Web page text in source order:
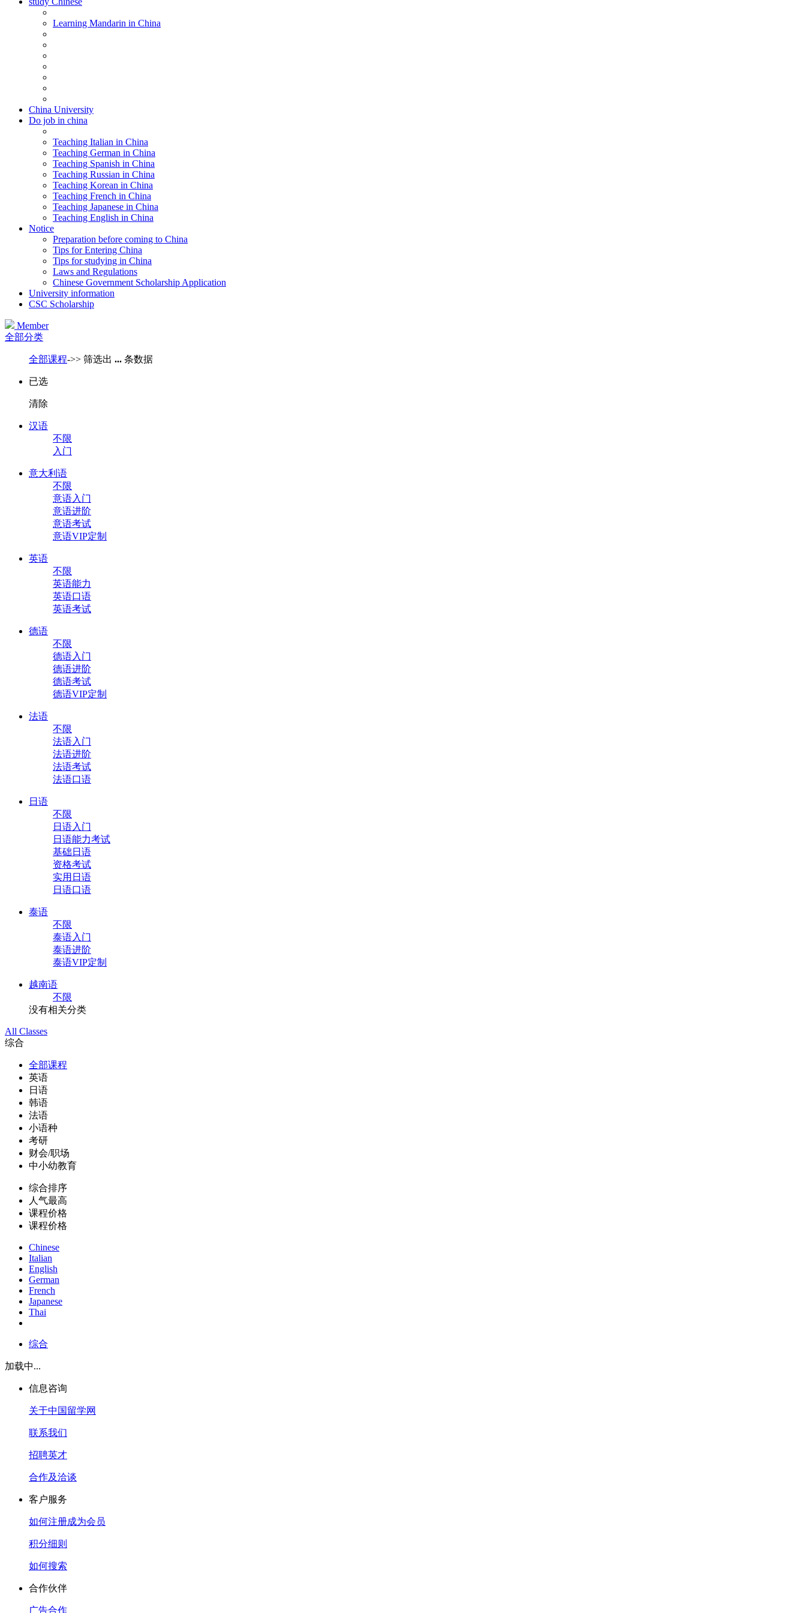
Learning Mandarin in China
China University
Do job in china
Teaching Italian in China
Teaching German in China
Teaching Spanish in China
Teaching Russian in China
Teaching Korean in China
Teaching French in China
Teaching Japanese in China
Teaching English in China
Notice
Preparation before coming to China
Tips for Entering China
Tips for studying in China
Laws and Regulations
Chinese Government Scholarship Application
University information
CSC Scholarship
Member
全部分类
全部课程->> 筛选出 ... 条数据
已选
清除
汉语
不限
入门
意大利语
不限
意语入门
意语进阶
意语考试
意语VIP定制
英语
不限
英语能力
英语口语
英语考试
德语
不限
德语入门
德语进阶
德语考试
德语VIP定制
法语
不限
法语入门
法语进阶
法语考试
法语口语
日语
不限
日语入门
日语能力考试
基础日语
资格考试
实用日语
日语口语
泰语
不限
泰语入门
泰语进阶
泰语VIP定制
越南语
不限
没有相关分类
All Classes
综合
全部课程
英语
日语
韩语
法语
小语种
考研
财会/职场
中小幼教育
综合排序
人气最高
课程价格
课程价格
Chinese
Italian
English
German
French
Japanese
Thai
综合
加载中...
信息咨询
关于中国留学网
联系我们
招聘英才
合作及洽谈
客户服务
如何注册成为会员
积分细则
如何搜索
合作伙伴
广告合作